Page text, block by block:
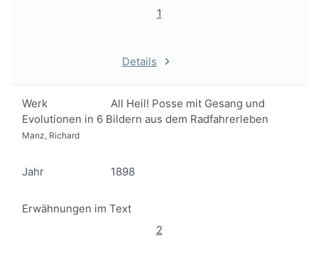
1
Details
Werk
All Heil! Posse mit Gesang und
Evolutionen in 6 Bildern aus dem Radfahrerleben
Manz, Richard
Jahr 1898
Erwähnungen im Text
2